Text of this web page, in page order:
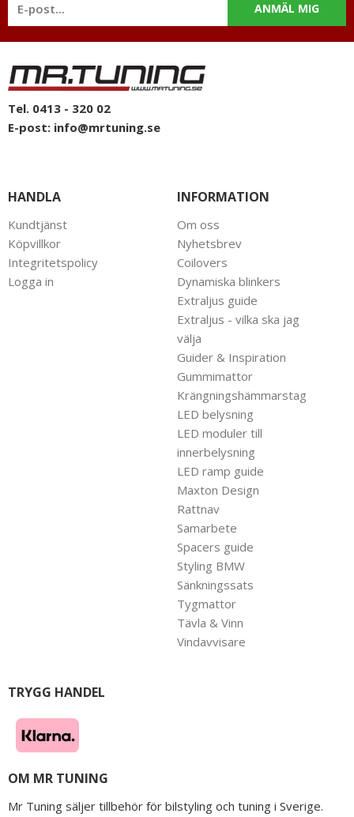
ANMÄL MIG
Tel. 0413 - 320 02
E-post: info@mrtuning.se
HANDLA
Kundtjänst
Köpvillkor
Integritetspolicy
Logga in
INFORMATION
Om oss
Nyhetsbrev
Coilovers
Dynamiska blinkers
Extraljus guide
Extraljus - vilka ska jag
välja
Guider & Inspiration
Gummimattor
Krängningshämmarstag
LED belysning
LED moduler till
innerbelysning
LED ramp guide
Maxton Design
Rattnav
Samarbete
Spacers guide
Styling BMW
Sänkningssats
Tygmattor
Tävla & Vinn
Vindavvisare
TRYGG HANDEL
OM MR TUNING
Mr Tuning säljer tillbehör för bilstyling och tuning i Sverige.